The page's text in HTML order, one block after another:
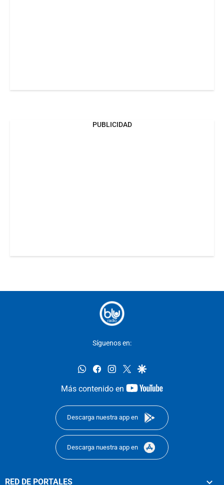
PUBLICIDAD
Síguenos en:
whatsappfacebookinstagram
twittergoogle
Más contenido en
youtube-
Descarga nuestra app en
Descarga nuestra app en
RED DE PORTALES